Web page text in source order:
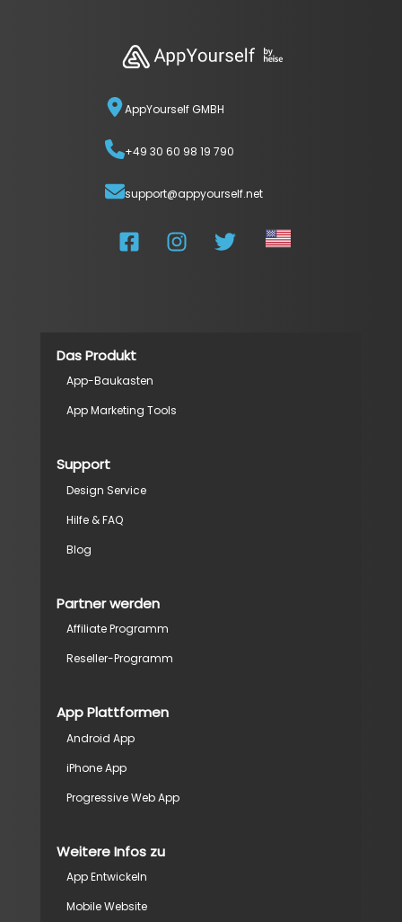
AppYourself GMBH
+49 30 60 98 19 790
support@appyourself.net
Das Produkt
App-Baukasten
App Marketing Tools
Support
Design Service
Hilfe & FAQ
Blog
Partner werden
Affiliate Programm
Reseller-Programm
App Plattformen
Android App
iPhone App
Progressive Web App
Weitere Infos zu
App Entwickeln
Mobile Website